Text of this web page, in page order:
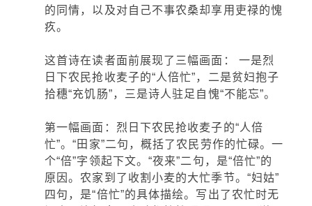
的同情，以及对自己不事农桑却享用吏禄的愧
疚。
这首诗在读者面前展现了三幅画面： 一是烈
日下农民抢收麦子的“人倍忙”，二是贫妇抱子
拾穗“充饥肠”，三是诗人驻足自愧“不能忘”。
第一幅画面：烈日下农民抢收麦子的“人倍
忙”。“田家”二句，概括了农民劳作的忙碌。一
个“倍”字领起下文。“夜来”二句，是“倍忙”的
原因。农家到了收割小麦的大忙季节。“妇姑”
四句，是“倍忙”的具体描绘。写出了农忙时无